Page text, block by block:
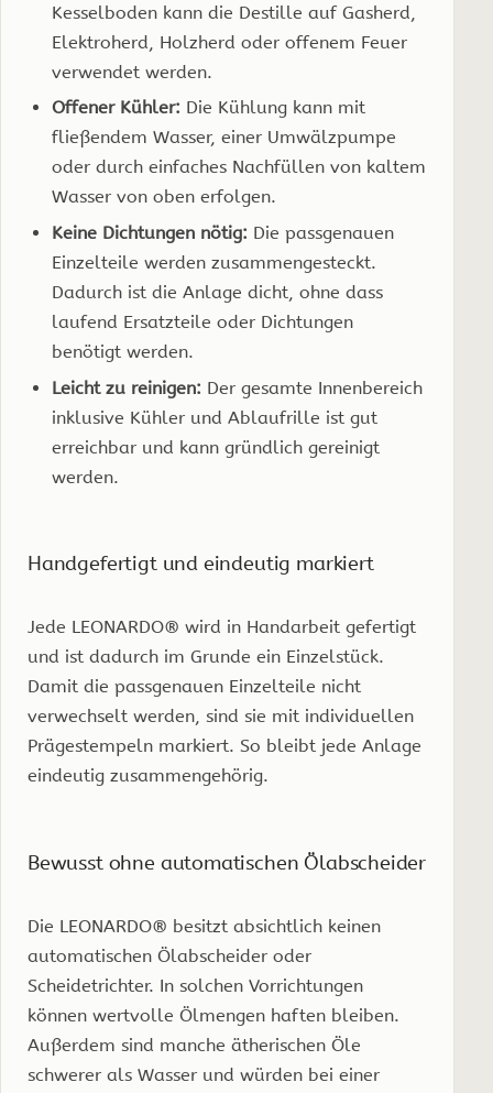
Kesselboden kann die Destille auf Gasherd,
Elektroherd, Holzherd oder offenem Feuer
verwendet werden.
Offener Kühler: Die Kühlung kann mit
fließendem Wasser, einer Umwälzpumpe
oder durch einfaches Nachfüllen von kaltem
Wasser von oben erfolgen.
Keine Dichtungen nötig: Die passgenauen
Einzelteile werden zusammengesteckt.
Dadurch ist die Anlage dicht, ohne dass
laufend Ersatzteile oder Dichtungen
benötigt werden.
Leicht zu reinigen: Der gesamte Innenbereich
inklusive Kühler und Ablaufrille ist gut
erreichbar und kann gründlich gereinigt
werden.
Handgefertigt und eindeutig markiert
Jede LEONARDO® wird in Handarbeit gefertigt
und ist dadurch im Grunde ein Einzelstück.
Damit die passgenauen Einzelteile nicht
verwechselt werden, sind sie mit individuellen
Prägestempeln markiert. So bleibt jede Anlage
eindeutig zusammengehörig.
Bewusst ohne automatischen Ölabscheider
Die LEONARDO® besitzt absichtlich keinen
automatischen Ölabscheider oder
Scheidetrichter. In solchen Vorrichtungen
können wertvolle Ölmengen haften bleiben.
Außerdem sind manche ätherischen Öle
schwerer als Wasser und würden bei einer